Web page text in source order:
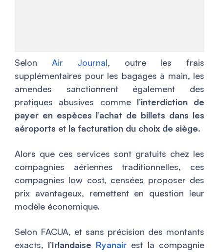
Selon Air Journal, outre les frais
supplémentaires pour les bagages à main, les
amendes sanctionnent également des
pratiques abusives commel’interdiction de
payer en espèces l’achat de billets dans les
aéroports et la facturation du choix de siège.
Alors que ces services sont gratuits chez les
compagnies aériennes traditionnelles, ces
compagnies low cost, censées proposer des
prix avantageux, remettent en question leur
modèle économique.
Selon FACUA, et sans précision des montants
exacts, l’Irlandaise Ryanair est la compagnie